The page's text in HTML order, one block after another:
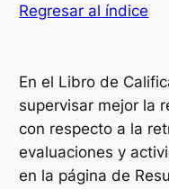
Regresar al índice
En el Libro de
supervisar mejor la
con respecto a la
evaluaciones y
en la página de